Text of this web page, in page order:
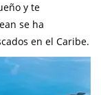
y te
se ha
en el Caribe.